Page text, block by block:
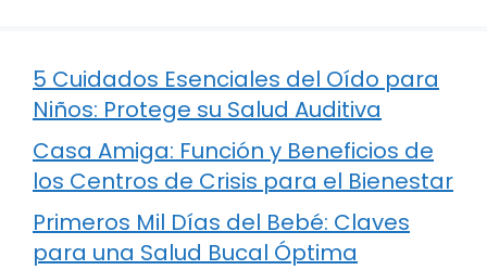
5 Cuidados Esenciales del Oído para
Niños: Protege su Salud Auditiva
Casa Amiga: Función y Beneficios de
los Centros de Crisis para el Bienestar
Primeros Mil Días del Bebé: Claves
para una Salud Bucal Óptima